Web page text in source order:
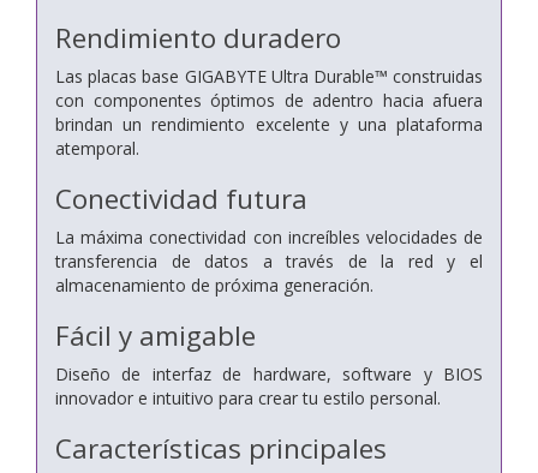
Rendimiento duradero
Las placas base GIGABYTE Ultra Durable™ construidas
con componentes óptimos de adentro hacia afuera
brindan un rendimiento excelente y una plataforma
atemporal.
Conectividad futura
La máxima conectividad con increíbles velocidades de
transferencia de datos a través de la red y el
almacenamiento de próxima generación.
Fácil y amigable
Diseño de interfaz de hardware, software y BIOS
innovador e intuitivo para crear tu estilo personal.
Características principales